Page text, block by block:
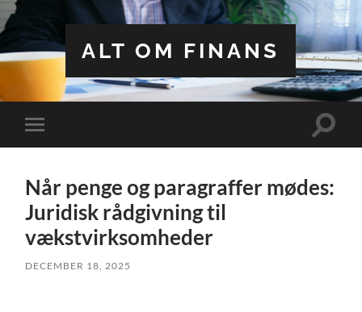
ALT OM FINANS
Toggle
mobile
Toggle
Når penge og paragraffer mødes:
Juridisk rådgivning til
vækstvirksomheder
DECEMBER 18, 2025